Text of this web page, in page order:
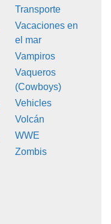
Transporte
Vacaciones en
el mar
Vampiros
Vaqueros
(Cowboys)
Vehicles
Volcán
WWE
Zombis